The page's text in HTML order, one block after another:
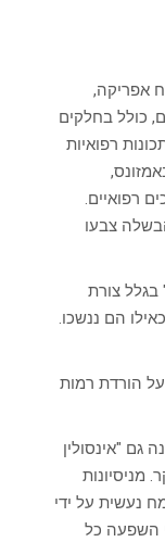
אפריקה,
כולל בחלקים
רפואיות
רפואיים.
צבעו
בגלל צורת
הם ננשכו.
הורדת רמות
גם "אינסולין
מניסיונות
נעשית על ידי
השפעה כל